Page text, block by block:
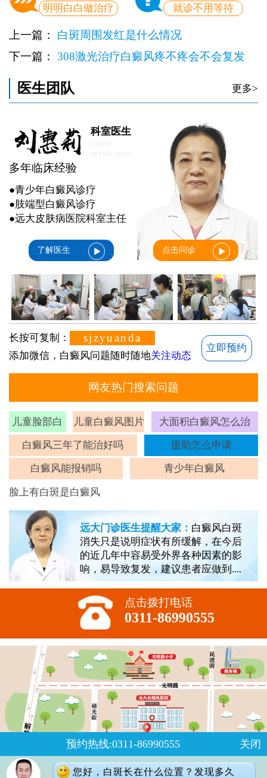
明明白白做治疗 就诊不用等待
上一篇： 白斑周围发红是什么情况
下一篇： 308激光治疗白癜风疼不疼会不会复发
医生团队 更多>
科室医生
多年临床经验
●青少年白癜风诊疗
●肢端型白癜风诊疗
●远大皮肤病医院科室主任
了解医生 点击问诊
长按可复制： sjzyuanda
添加微信，白癜风问题随时随地关注动态
立即预约
网友热门搜索问题
儿童脸部白
斑
儿童白癜风图片 大面积白癜风怎么治
白癜风三年了能治好吗 援助怎么申请
白癜风能报销吗 青少年白癜风
脸上有白斑是白癜风
远大门诊医生提醒大家： 白癜风白斑
消失只是说明症状有所缓解，在今后
的近几年中容易受外界各种因素的影
响，易导致复发，建议患者应做到....
点击拨打电话
0311-86990555
预约热线:0311-86990555 关闭
您好，白斑长在什么位置？发现多久